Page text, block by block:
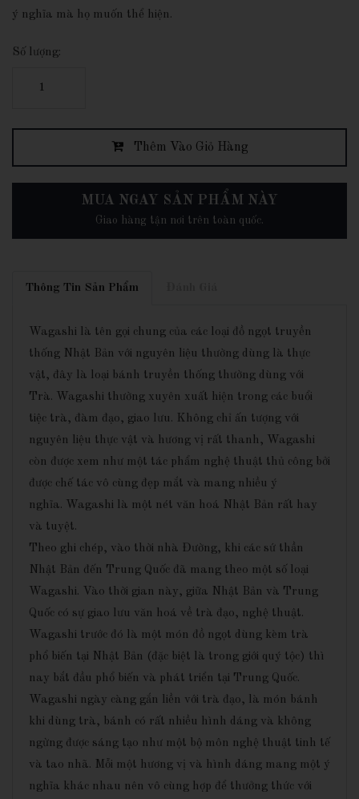
ý nghĩa mà họ muốn thể hiện.
Số lượng:
Thêm Vào Giỏ Hàng
MUA NGAY SẢN PHẨM NÀY
Giao hàng tận nơi trên toàn quốc.
Thông Tin Sản Phẩm
Wagashi là tên gọi chung của các loại đồ ngọt truyền
thống Nhật Bản với nguyên liệu thường dùng là thực
vật, đây là loại bánh truyền thống thường dùng với
Trà. Wagashi thường xuyên xuất hiện trong các buổi
tiệc trà, đàm đạo, giao lưu. Không chỉ ấn tượng với
nguyên liệu thực vật và hương vị rất thanh, Wagashi
còn được xem như một tác phẩm nghệ thuật thủ công bởi
được chế tác vô cùng đẹp mắt và mang nhiều ý
nghĩa. Wagashi là một nét văn hoá Nhật Bản rất hay
và tuyệt.
Theo ghi chép, vào thời nhà Đường, khi các sứ thần
Nhật Bản đến Trung Quốc đã mang theo một số loại
Wagashi. Vào thời gian này, giữa Nhật Bản và Trung
Quốc có sự giao lưu văn hoá về trà đạo, nghệ thuật.
Wagashi trước đó là một món đồ ngọt dùng kèm trà
phổ biến tại Nhật Bản (đặc biệt là trong giới quý tộc) thì
nay bắt đầu phổ biến và phát triển tại Trung Quốc.
Wagashi ngày càng gắn liền với trà đạo, là món bánh
khi dùng trà, bánh có rất nhiều hình dáng và không
ngừng được sáng tạo như một bộ môn nghệ thuật tinh tế
và tao nhã. Mỗi một hương vị và hình dáng mang một ý
nghĩa khác nhau nên vô cùng hợp để thưởng thức với